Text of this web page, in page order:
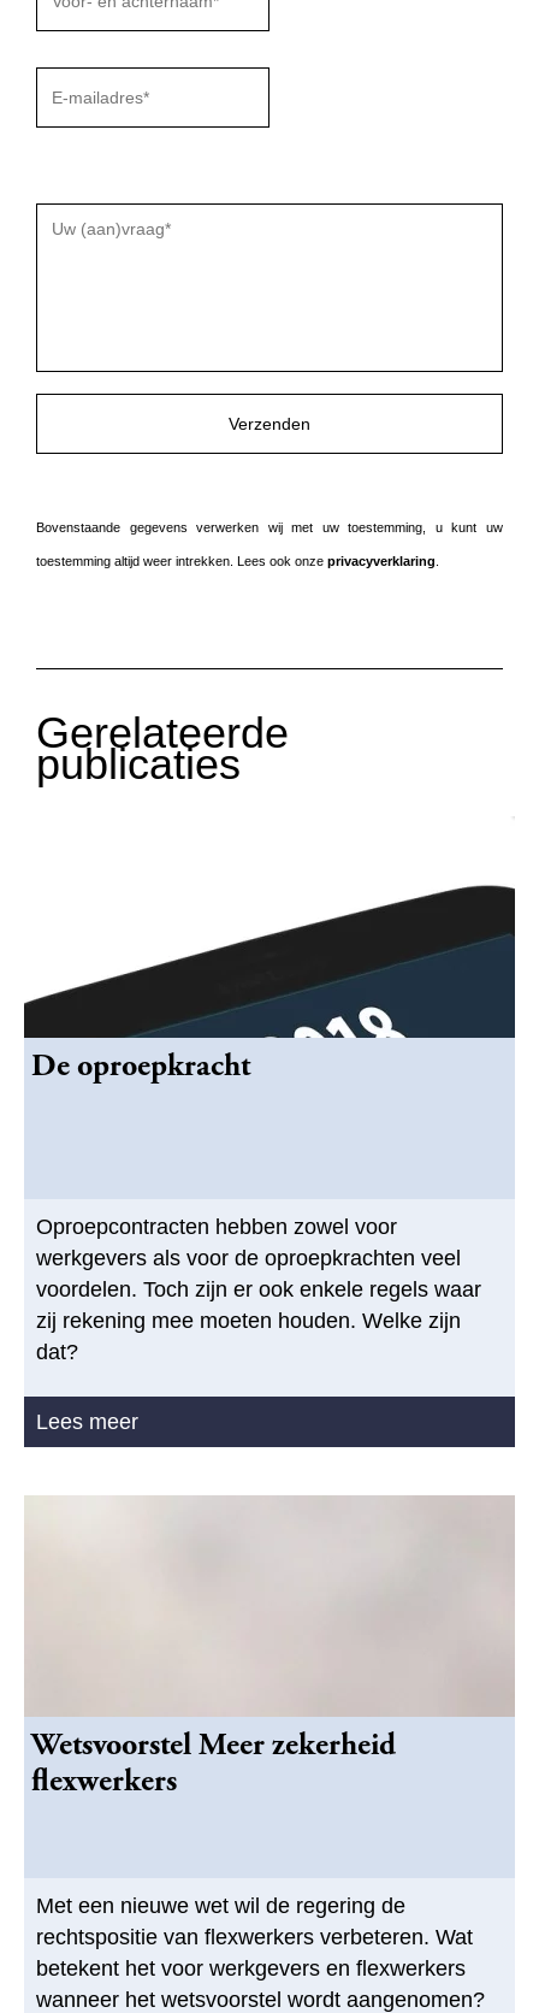
dit
veld
Bovenstaande gegevens verwerken wij met uw toestemming, u kunt uw
toestemming altijd weer intrekken. Lees ook onze privacyverklaring
Gerelateerde
publicaties
De oproepkracht
Oproepcontracten hebben zowel voor
werkgevers als voor de oproepkrachten veel
voordelen. Toch zijn er ook enkele regels waar
zij rekening mee moeten houden. Welke zijn
dat?
Lees meer
Wetsvoorstel Meer zekerheid
flexwerkers
Met een nieuwe wet wil de regering de
rechtspositie van flexwerkers verbeteren. Wat
betekent het voor werkgevers en flexwerkers
wanneer het wetsvoorstel wordt aangenomen?